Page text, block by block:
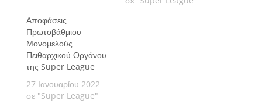
Αποφάσεις
Πρωτοβάθμιου
Μονομελούς
Πειθαρχικού Οργάνου
της Super League
27 Ιανουαρίου 2022
σε "Super League"